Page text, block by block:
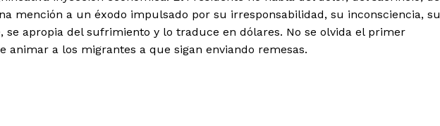
mención a un éxodo impulsado por su irresponsabilidad, su inconsciencia, su
se apropia del sufrimiento y lo traduce en dólares. No se olvida el primer
animar a los migrantes a que sigan enviando remesas.